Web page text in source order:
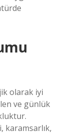
olarak iyi
ve günlük
karamsarlık,